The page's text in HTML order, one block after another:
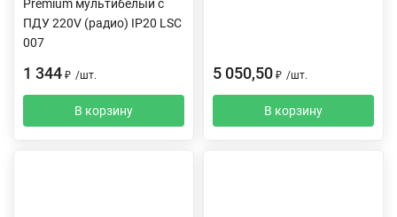
Premium мультибелый с
ПДУ 220V (радио) IP20 LSC
007
1 344 ₽ /шт.
В корзину
5 050,50 ₽ /шт.
В корзину